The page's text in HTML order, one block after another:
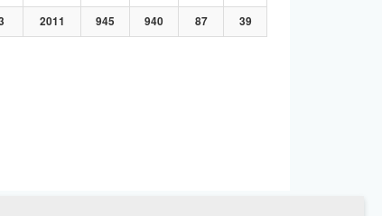
2011 945 940 87 39